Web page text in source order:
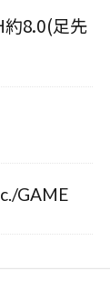
約8.0(足先
GAME